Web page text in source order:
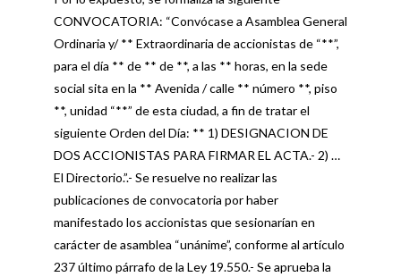
CONVOCATORIA: “Convócase a Asamblea General
Ordinaria y/ ** Extraordinaria de accionistas de “**”,
para el día ** de ** de **, a las ** horas, en la sede
social sita en la ** Avenida / calle ** número **, piso
**, unidad “**” de esta ciudad, a fin de tratar el
siguiente Orden del Día: ** 1) DESIGNACION DE
DOS ACCIONISTAS PARA FIRMAR EL ACTA.- 2) …
El Directorio.”.- Se resuelve no realizar las
publicaciones de convocatoria por haber
manifestado los accionistas que sesionarían en
carácter de asamblea “unánime”, conforme al artículo
237 último párrafo de la Ley 19.550.- Se aprueba la